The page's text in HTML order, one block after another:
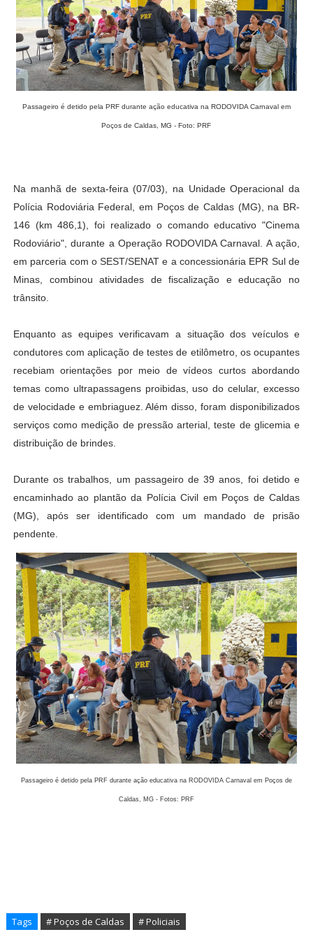
Passageiro é detido pela PRF durante ação educativa na RODOVIDA Carnaval em
Poços de Caldas, MG - Foto: PRF
Na manhã de sexta-feira (07/03), na Unidade Operacional da
Polícia Rodoviária Federal, em Poços de Caldas (MG), na BR-
146 (km 486,1), foi realizado o comando educativo "Cinema
Rodoviário", durante a Operação RODOVIDA Carnaval. A ação,
em parceria com o SEST/SENAT e a concessionária EPR Sul de
Minas, combinou atividades de fiscalização e educação no
trânsito.
Enquanto as equipes verificavam a situação dos veículos e
condutores com aplicação de testes de etilômetro, os ocupantes
recebiam orientações por meio de vídeos curtos abordando
temas como ultrapassagens proibidas, uso do celular, excesso
de velocidade e embriaguez. Além disso, foram disponibilizados
serviços como medição de pressão arterial, teste de glicemia e
distribuição de brindes.
Durante os trabalhos, um passageiro de 39 anos, foi detido e
encaminhado ao plantão da Polícia Civil em Poços de Caldas
(MG), após ser identificado com um mandado de prisão
pendente.
Passageiro é detido pela PRF durante ação educativa na RODOVIDA Carnaval em Poços de
Caldas, MG - Fotos: PRF
Tags # Poços de Caldas # Policiais